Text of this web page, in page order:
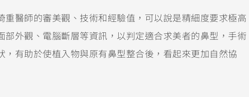
醫師的審美觀、技術和經驗值，可以說是精細度要求極高
外觀、電腦斷層等資訊，以判定適合求美者的鼻型，手術
有助於使植入物與原有鼻型整合後，看起來更加自然協